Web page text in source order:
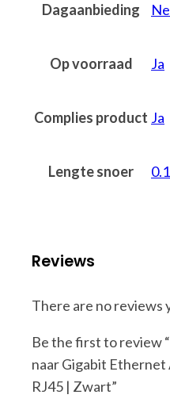
Dagaanbieding
Op voorraad Ja
Complies product Ja
Lengte snoer
Reviews
There are no reviews
Be the first to review
naar Gigabit Ethernet
RJ45 | Zwart”